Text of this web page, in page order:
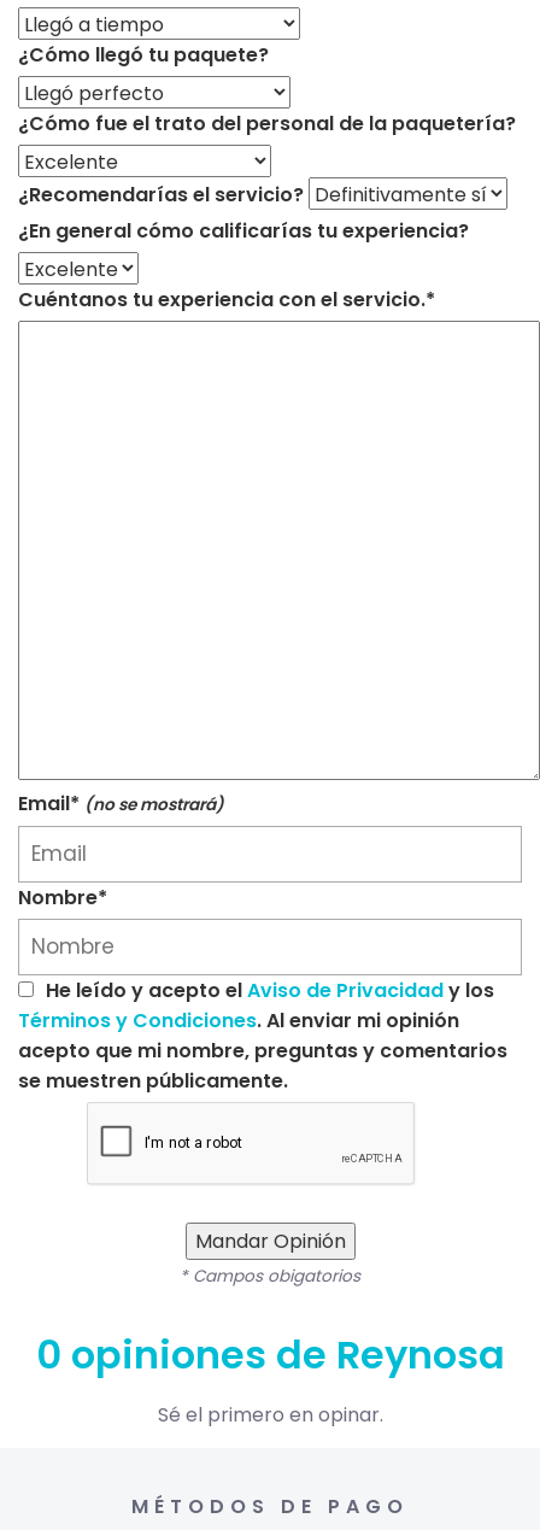
¿Cómo llegó tu paquete?
¿Cómo fue el trato del personal de la paquetería?
¿Recomendarías el servicio?
¿En general cómo calificarías tu experiencia?
Cuéntanos tu experiencia con el servicio.*
Email* (no se mostrará)
Nombre*
He leído y acepto elAviso de Privacidady los
Términos y Condiciones. Al enviar mi opinión
acepto que mi nombre, preguntas y comentarios
se muestren públicamente.
Mandar Opinión
* Campos obigatorios
0 opiniones de Reynosa
Sé el primero en opinar.
MÉTODOS DE PAGO